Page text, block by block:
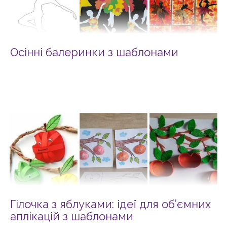
Осінні балеринки з шаблонами
Гілочка з яблуками: ідеї для об’ємних
аплікацій з шаблонами